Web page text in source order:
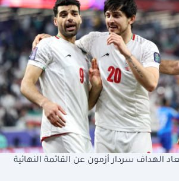
استبعاد الهداف سردار أزمون عن القائمة النهائية